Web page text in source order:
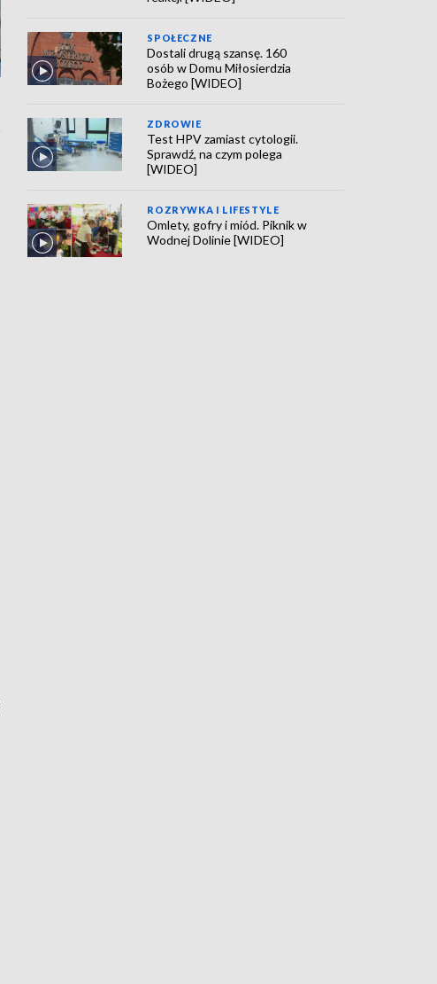
SPOŁECZNE
Dostali drugą szansę. 160
osób w Domu Miłosierdzia
Bożego [WIDEO]
ZDROWIE
Test HPV zamiast cytologii.
Sprawdź, na czym polega
[WIDEO]
ROZRYWKA I LIFESTYLE
Omlety, gofry i miód. Piknik w
Wodnej Dolinie [WIDEO]